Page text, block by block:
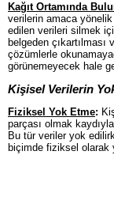
Kağıt Ortamında
verilerin amaca
edilen verileri silmek
belgeden
çözümlerle
görünemeyecek hale
Kişisel Verilerin
Fiziksel Yok Etme:
parçası olmak
Bu tür veriler yok
biçimde fiziksel olarak